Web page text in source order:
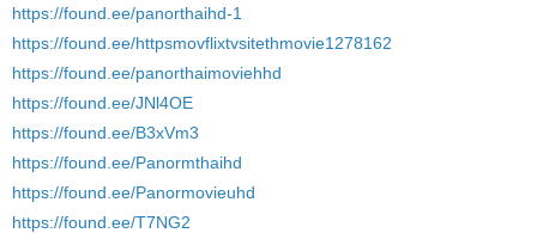
https://found.ee/panorthaihd-1
https://found.ee/httpsmovflixtvsitethmovie1278162
https://found.ee/panorthaimoviehhd
https://found.ee/JNl4OE
https://found.ee/B3xVm3
https://found.ee/Panormthaihd
https://found.ee/Panormovieuhd
https://found.ee/T7NG2